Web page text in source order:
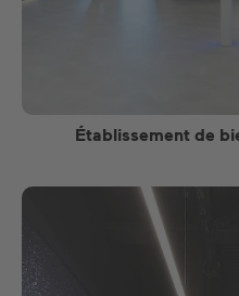
Établissement de